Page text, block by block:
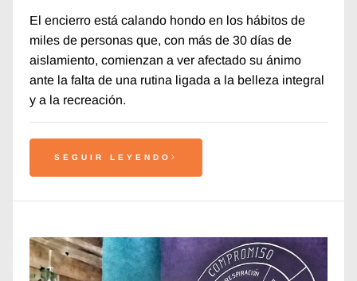
El encierro está calando hondo en los hábitos de
miles de personas que, con más de 30 días de
aislamiento, comienzan a ver afectado su ánimo
ante la falta de una rutina ligada a la belleza integral
y a la recreación.
SEGUIR LEYENDO